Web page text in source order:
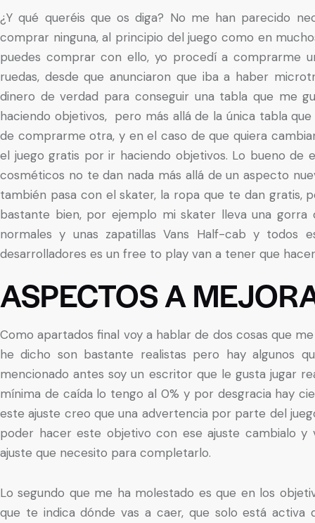
¿Y qué queréis que os diga? No me han parecido
comprar ninguna, al principio del juego como en
puedes comprar con ello, yo procedí a comprarme
ruedas, desde que anunciaron que iba a haber
dinero de verdad para conseguir una tabla que me
haciendo objetivos, pero más allá de la única tabla
de comprarme otra, y en el caso de que quiera
el juego gratis por ir haciendo objetivos. Lo bueno de
cosméticos no te dan nada más allá de un aspecto
también pasa con el skater, la ropa que te dan gratis,
bastante bien, por ejemplo mi skater lleva una gorra
normales y unas zapatillas Vans Half-cab y todos
desarrolladores es un free to play van a tener que
ASPECTOS A
Como apartados final voy a hablar de dos cosas que
he dicho son bastante realistas pero hay algunos
mencionado antes soy un escritor que le gusta jugar
mínima de caída lo tengo al 0% y por desgracia hay
este ajuste creo que una advertencia por parte del
poder hacer este objetivo con ese ajuste cambialo
ajuste que necesito para completarlo.
Lo segundo que me ha molestado es que en los
que te indica dónde vas a caer, que solo está activa